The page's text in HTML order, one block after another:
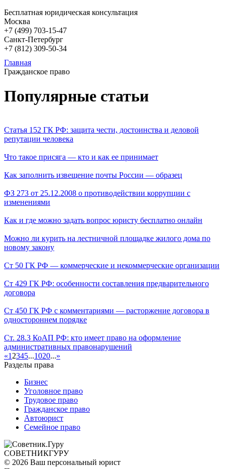
Бесплатная юридическая консультация
Москва
+7 (499) 703-15-47
Санкт-Петербург
+7 (812) 309-50-34
Главная
Гражданское право
Популярные статьи
Статья 152 ГК РФ: защита чести, достоинства и деловой
репутации человека
Что такое присяга — кто и как ее принимает
Как заполнить извещение почты России — образец
ФЗ 273 от 25.12.2008 о противодействии коррупции с
изменениями
Как и где можно задать вопрос юристу бесплатно онлайн
Можно ли курить на лестничной площадке жилого дома по
новому закону
Ст 50 ГК РФ — коммерческие и некоммерческие организации
Ст 429 ГК РФ: особенности составления предварительного
договора
Ст 450 ГК РФ с комментариями — расторжение договора в
одностороннем порядке
Ст. 28.3 КоАП РФ: кто имеет право на оформление
административных правонарушений
«1 2345...1020...»
Разделы права
Бизнес
Уголовное право
Трудовое право
Гражданское право
Автоюрист
Семейное право
СОВЕТНИКГУРУ
© 2026 Ваш персональный юрист